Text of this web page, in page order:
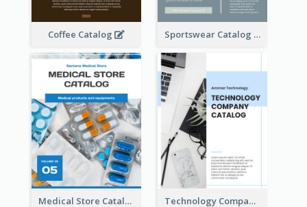
Coffee Catalog Sportswear Catalog
Medical Store Catalog Technology Company Catalog